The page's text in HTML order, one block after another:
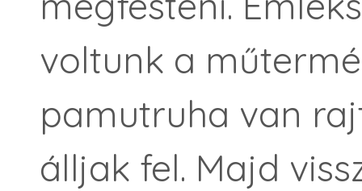
voltunk a
pamutruha van
álljak fel. Majd